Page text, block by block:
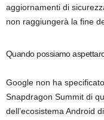
aggiornamenti di
non raggiungerà la fine
Quando possiamo
Google non ha
Snapdragon Summit di
dell’ecosistema Android